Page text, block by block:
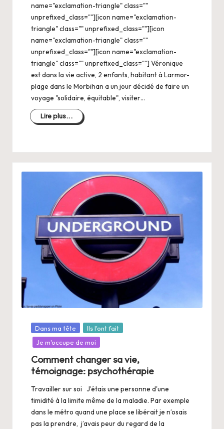
name="exclamation-triangle" class=""
unprefixed_class=""][icon name="exclamation-
triangle" class="" unprefixed_class=""][icon
name="exclamation-triangle" class=""
unprefixed_class=""][icon name="exclamation-
triangle" class="" unprefixed_class=""] Véronique
est dans la vie active, 2 enfants, habitant à Larmor-
plage dans le Morbihan a un jour décidé de faire un
voyage "solidaire, équitable", visiter…
Lire plus...
Posté
dans
Dans ma tête
Ils l'ont fait
Je m'occupe de moi
Comment changer sa vie,
témoignage: psychothérapie
Travailler sur soi J’étais une personne d'une
timidité à la limite même de la maladie. Par exemple
dans le métro quand une place se libérait je n’osais
pas la prendre, j’avais peur du regard de la